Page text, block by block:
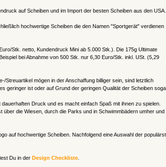
auf Scheiben und im Import der besten Scheiben aus den USA.
hochwertige Scheiben die den Namen "Sportgerät" verdienen
Stk. netto, Kundendruck Mini ab 5.000 Stk.). Die 175g Ultimate
bei Abnahme von 500 Stk. nur 6,30 Euro/Stk. inkl. USt. (5,29
Streuartikel mögen in der Anschaffung billiger sein, sind letztlich
geringer ist oder auf Grund der geringen Qualität der Scheiben
Druck und es macht einfach Spaß mit ihnen zu spielen.
die Wiesen, durch die Parks und in Schwimmbädern umher und
auf hochwertige Scheiben. Nachfolgend eine Auswahl der
Du in der Design Checkliste.